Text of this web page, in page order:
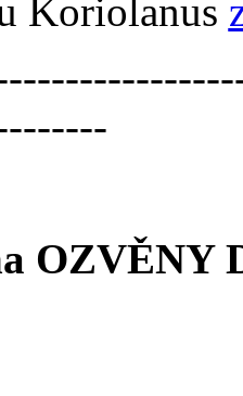
Koriolanus
OZVĚNY